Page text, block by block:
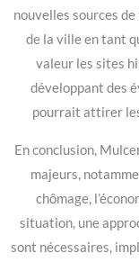
nouvelles sources
de la ville en tant
valeur les sites
développant des
pourrait attirer
En conclusion,
majeurs,
chômage,
situation, une
sont nécessaires,